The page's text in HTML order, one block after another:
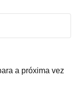
a próxima vez